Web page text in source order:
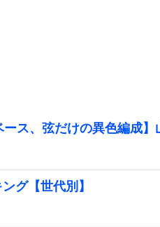
ース、弦だけの異色編成
グ【世代別】